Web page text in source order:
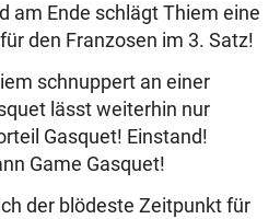
am Ende schlägt Thiem eine
den Franzosen im 3. Satz!
schnuppert an einer
lässt weiterhin nur
Gasquet! Einstand!
Game Gasquet!
der blödeste Zeitpunkt für